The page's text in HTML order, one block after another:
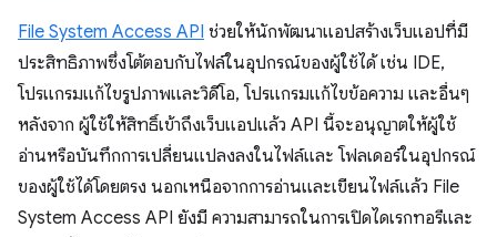
File System Access API ช่วยให้นักพัฒนาแอปสร้างเว็บแอปที่มี
ประสิทธิภาพซึ่งโต้ตอบกับไฟล์ในอุปกรณ์ของผู้ใช้ได้ เช่น IDE,
โปรแกรมแก้ไขรูปภาพและวิดีโอ, โปรแกรมแก้ไขข้อความ และอื่นๆ
หลังจาก ผู้ใช้ให้สิทธิ์เข้าถึงเว็บแอปแล้ว API นี้จะอนุญาตให้ผู้ใช้
อ่านหรือบันทึกการเปลี่ยนแปลงลงในไฟล์และ โฟลเดอร์ในอุปกรณ์
ของผู้ใช้ได้โดยตรง นอกเหนือจากการอ่านและเขียนไฟล์แล้ว File
System Access API ยังมี ความสามารถในการเปิดไดเรกทอรีและ